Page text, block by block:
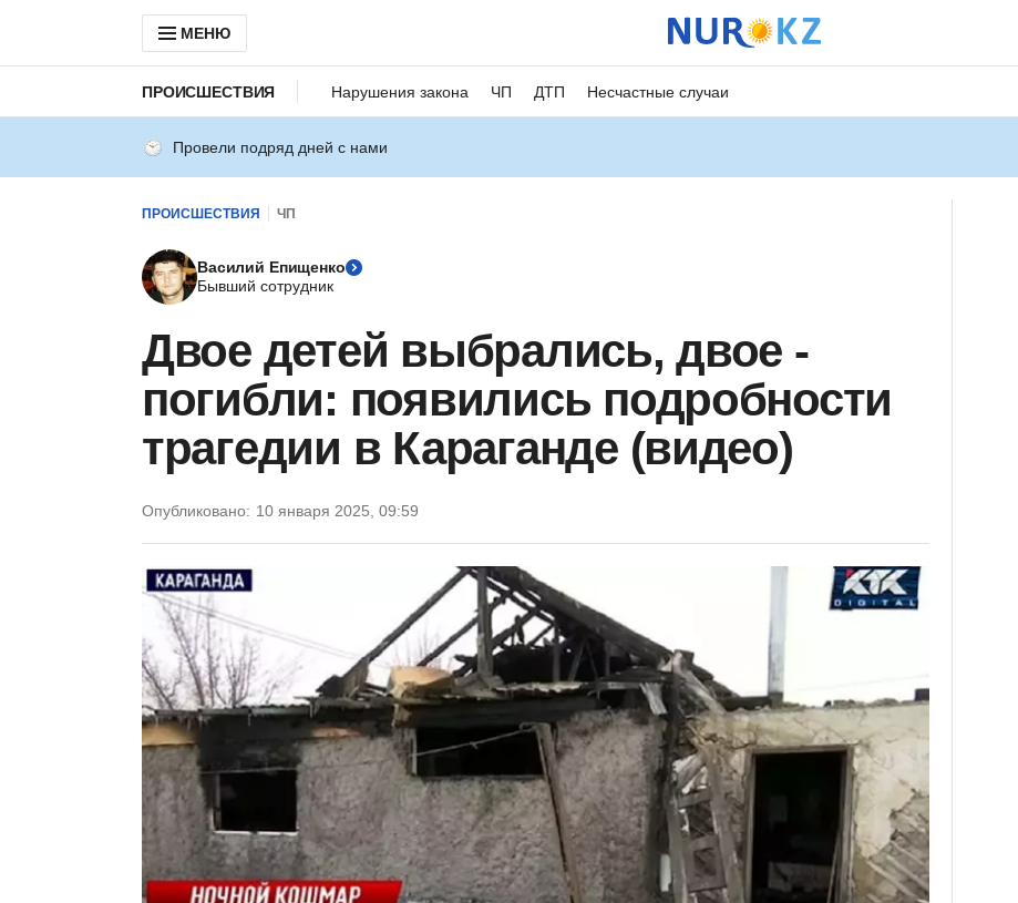
МЕНЮ
ПРОИСШЕСТВИЯ Нарушения закона ЧП ДТП Несчастные случаи
Провели подряд дней с нами
ПРОИСШЕСТВИЯ ЧП
Василий Епищенко
Бывший сотрудник
Двое детей выбрались, двое -
погибли: появились подробности
трагедии в Караганде (видео)
Опубликовано: 10 января 2025, 09:59